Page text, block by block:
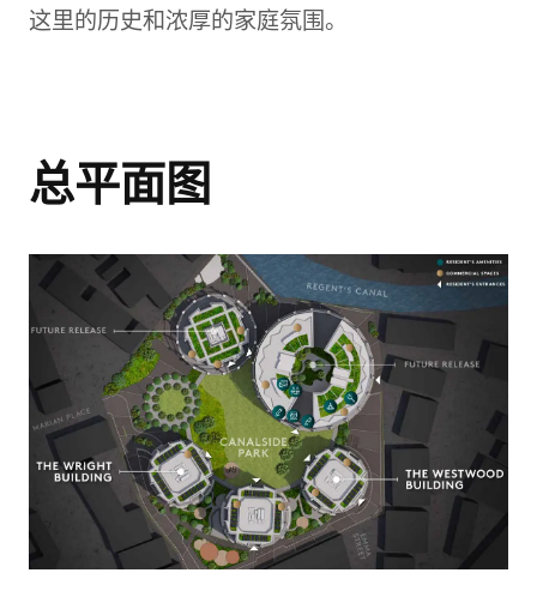
这份作品集提供了我们在伦敦、伯明哈姆
和英格兰南部建造的高质量住宅的概览。
如果您正在考虑购买新房或进行房地产投
资，我们希望这份作品集对您有帮助，并
激发您了解我们广泛的开发项目的兴趣。
*
与我们一起探索您的
房产潜力！
我们的专业团队致力于提供全方位的咨询
服务，确保房产收购过程顺畅无忧。立即
联系我们，让我们共同探索您的理想房
产！
名字*
这里的历史和浓厚的家庭氛围。
总平面图
高端室内（8）
即将完成！
只需在下方输入您的姓名和有效邮箱地
址，即可解锁该房产的完整文档及指南套
装。